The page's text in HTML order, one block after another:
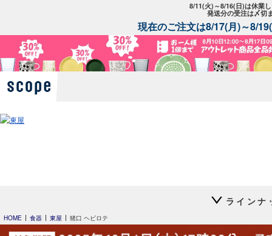
8/11(火)～8/16(日)は休業
発送分の受注は〆切
現在のご注文は8/17(月)～8/
ラインナ
HOME 食器 東屋 猪口 ヘビロテ